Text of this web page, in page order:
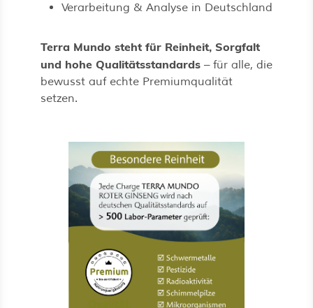
Verarbeitung & Analyse in Deutschland
Terra Mundo steht für Reinheit, Sorgfalt
und hohe Qualitätsstandards – für alle, die
bewusst auf echte Premiumqualität
setzen.